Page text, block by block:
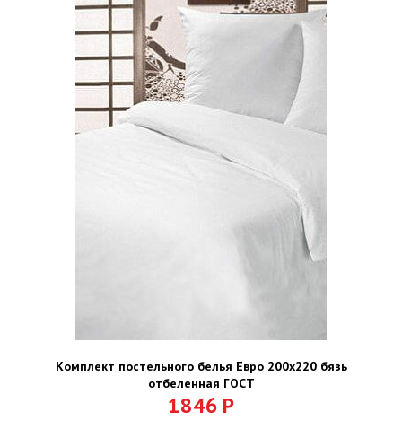
Комплект постельного белья Евро 200х220 бязь
отбеленная ГОСТ
1846 Р